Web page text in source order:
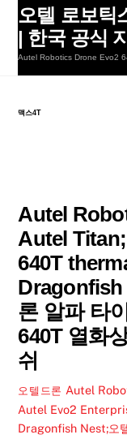
Skip
content
오텔 로보틱
| 한국 공식
Autel Robotics Drone Evo2
맥스4T
Autel
Autel
640T
Dragonfish
론 알파 타
640T 열화
쉬
오텔드론 Autel
Autel Evo2
Dragonfish Nest;오